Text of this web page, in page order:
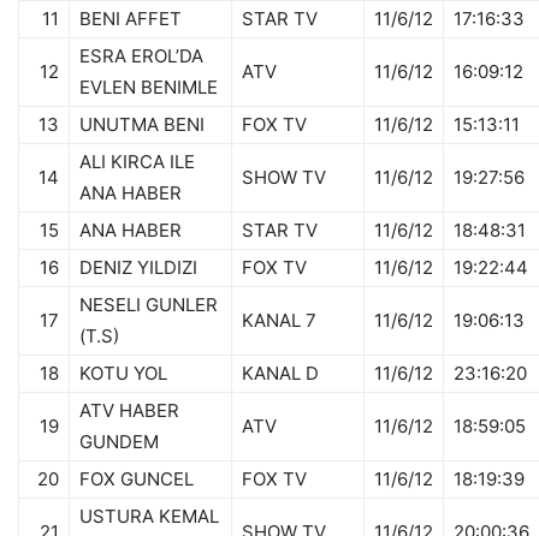
11
BENI AFFET STAR TV 11/6/12 17:16:33
12
ESRA EROL’DA
EVLEN BENIMLE
ATV 11/6/12 16:09:12
13 UNUTMA BENI FOX TV 11/6/12 15:13:11
14
ALI KIRCA ILE
ANA HABER
SHOW TV 11/6/12 19:27:56
15 ANA HABER STAR TV 11/6/12
18:48:31
16
DENIZ YILDIZI FOX TV 11/6/12 19:22:44
17
NESELI GUNLER
(T.S)
KANAL 7 11/6/12 19:06:13
18 KOTU YOL KANAL D 11/6/12 23:16:20
19
ATV HABER
GUNDEM
ATV 11/6/12 18:59:05
20 FOX GUNCEL FOX TV 11/6/12 18:19:39
USTURA KEMAL